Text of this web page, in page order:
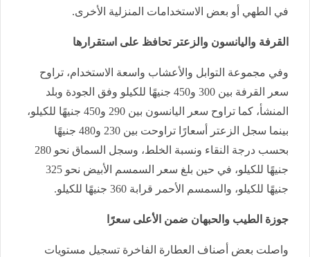
في الطهي أو بعض الاستخدامات المنزلية الأخرى.
القرفة واليانسون والزعتر تحافظ على استقرارها
وفي مجموعة التوابل والأعشاب واسعة الاستخدام، تراوح
سعر القرفة بين 300 و450 جنيهًا للكيلو وفق الجودة وبلد
المنشأ، كما تراوح سعر اليانسون بين 290 و450 جنيهًا للكيلو،
بينما سجل الزعتر أسعارًا تراوحت بين 230 و480 جنيهًا
بحسب درجة النقاء ونسبة الخلط، وسجل السماق نحو 280
جنيهًا للكيلو، في حين بلغ سعر السمسم الأبيض نحو 325
جنيهًا للكيلو، والسمسم الأحمر قرابة 360 جنيهًا للكيلو.
جوزة الطيب والحبهان ضمن الأعلى سعرًا
واصلت بعض أصناف العطارة الفاخرة تسجيل مستويات